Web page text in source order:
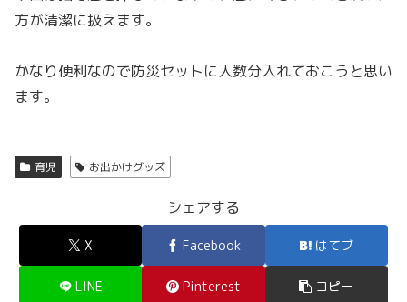
方が清潔に扱えます。
かなり便利なので防災セットに人数分入れておこうと思い
ます。
育児 お出かけグッズ
シェアする
X Facebook はてブ
LINE Pinterest コピー